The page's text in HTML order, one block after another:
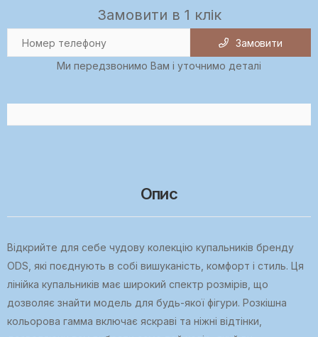
Замовити в 1 клік
Замовити
Ми передзвонимо Вам і уточнимо деталі
Опис
Відкрийте для себе чудову колекцію купальників бренду
ODS, які поєднують в собі вишуканість, комфорт і стиль. Ця
лінійка купальників має широкий спектр розмірів, що
дозволяє знайти модель для будь-якої фігури. Розкішна
кольорова гамма включає яскраві та ніжні відтінки,